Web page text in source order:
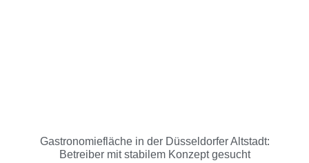
Gastronomiefläche in der Düsseldorfer Altstadt:
Betreiber mit stabilem Konzept gesucht